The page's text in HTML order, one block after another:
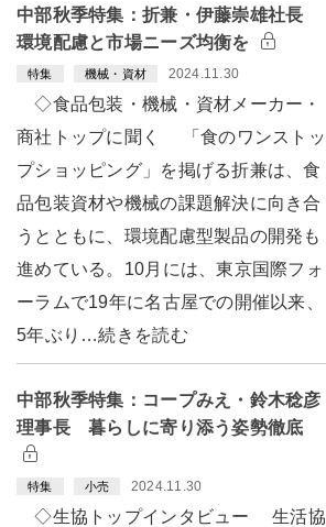
中部秋季特集：折兼・伊藤崇雄社長
環境配慮と市場ニーズ均衡を
特集 機械・資材 2024.11.30
◇食品包装・機械・資材メーカー・
商社トップに聞く 「食のワンストッ
プショッピング」を掲げる折兼は、食
品包装資材や機械の課題解決に向き合
うとともに、環境配慮型製品の開発も
進めている。10月には、東京国際フォ
ーラムで19年に名古屋での開催以来、
5年ぶり…続きを読む
中部秋季特集：コープみえ・鈴木稔彦
理事長 暮らしに寄り添う姿勢徹底
特集 小売 2024.11.30
◇生協トップインタビュー 生活協